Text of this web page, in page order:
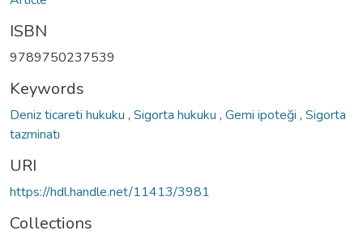
ISBN
9789750237539
Keywords
Deniz ticareti hukuku , Sigorta hukuku , Gemi ipoteği , Sigorta
tazminatı
URI
https://hdl.handle.net/11413/3981
Collections